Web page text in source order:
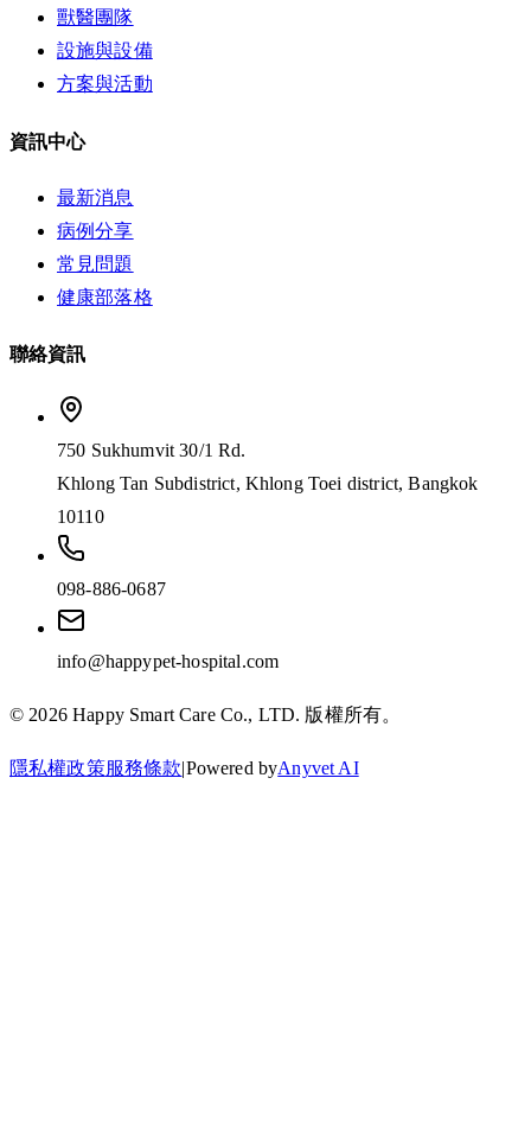
獸醫團隊
設施與設備
方案與活動
資訊中心
最新消息
病例分享
常見問題
健康部落格
聯絡資訊
750 Sukhumvit 30/1 Rd.
Khlong Tan Subdistrict, Khlong Toei district, Bangkok
10110
098-886-0687
info@happypet-hospital.com
© 2026Happy Smart Care Co., LTD. 版權所有。
隱私權政策服務條款|Powered byAnyvet AI